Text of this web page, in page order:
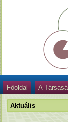
Főoldal A
Aktuális